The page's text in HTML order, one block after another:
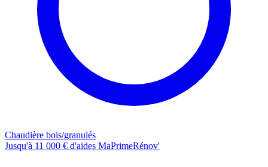
Chaudière bois/granulés
Jusqu'à 11 000 € d'aides MaPrimeRénov'